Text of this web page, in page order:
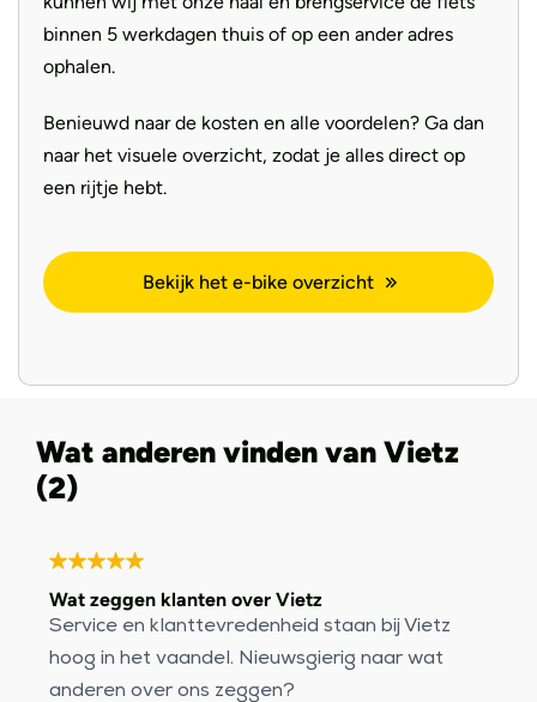
binnen 5 werkdagen thuis of op een ander adres
ophalen.
Benieuwd naar de kosten en alle voordelen? Ga dan
naar het visuele overzicht, zodat je alles direct op
een rijtje hebt.
Bekijk het e-bike overzicht
Wat anderen vinden van Vietz
(2)
Wat zeggen klanten over Vietz
Service en klanttevredenheid staan bij Vietz
hoog in het vaandel. Nieuwsgierig naar wat
anderen over ons zeggen?